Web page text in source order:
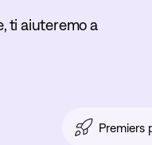
ti aiuteremo a
Premiers